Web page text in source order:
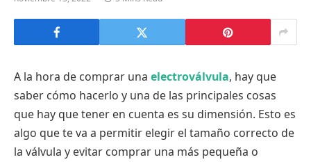
A la hora de comprar una electroválvula, hay que
saber cómo hacerlo y una de las principales cosas
que hay que tener en cuenta es su dimensión. Esto es
algo que te va a permitir elegir el tamaño correcto de
la válvula y evitar comprar una más pequeña o